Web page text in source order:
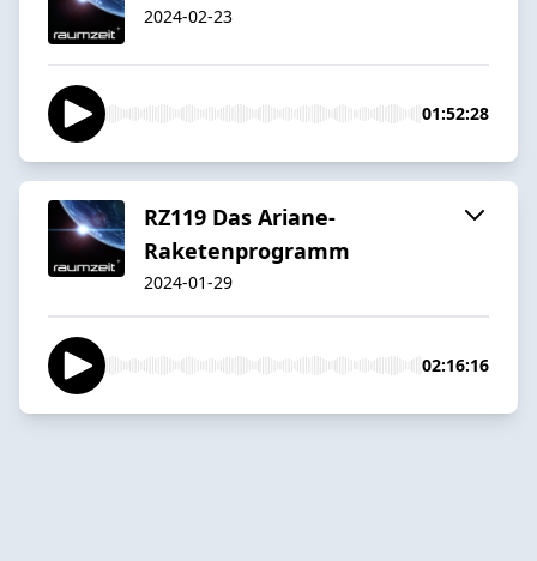
2024-02-23
01:52:28
RZ119 Das Ariane-
Raketenprogramm
2024-01-29
02:16:16